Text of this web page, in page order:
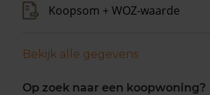
Koopsom + WOZ-waarde
Bekijk alle gegevens
Op zoek naar een koopwoning?